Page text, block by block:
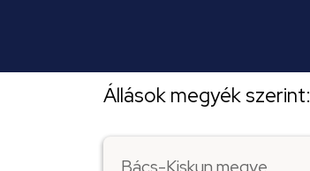
Állások megyék szerint: